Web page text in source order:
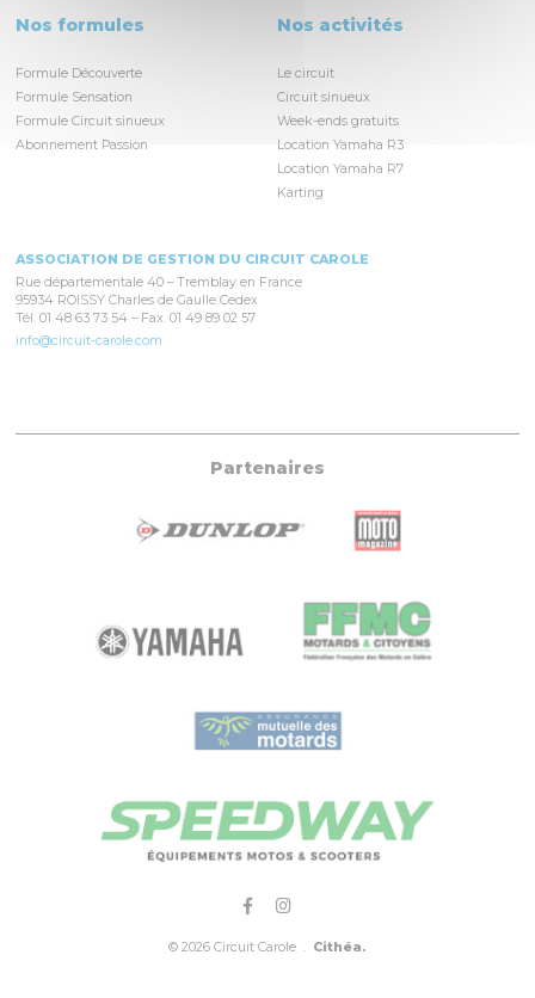
Nos formules
Formule Découverte
Formule Sensation
Formule Circuit sinueux
Abonnement Passion
Nos activités
Le circuit
Circuit sinueux
Week-ends gratuits
Location Yamaha R3
Location Yamaha R7
Karting
ASSOCIATION DE GESTION DU CIRCUIT CAROLE
Rue départementale 40 – Tremblay en France
95934 ROISSY Charles de Gaulle Cedex
Tél. 01 48 63 73 54 – Fax. 01 49 89 02 57
info@circuit-carole.com
Partenaires
© 2026 Circuit Carole . Cithéa.